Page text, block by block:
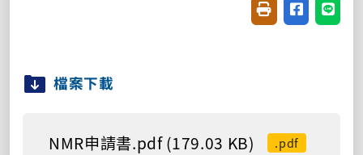
友善列印(開新視
分享至臉書
分享
檔案下載
NMR申請書.pdf (179.03 KB) .pdf